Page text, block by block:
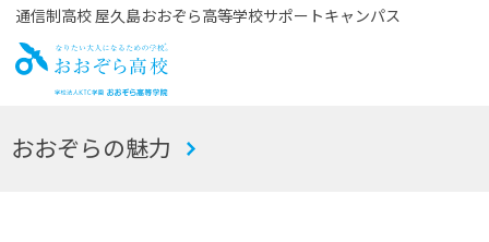
通信制高校 屋久島おおぞら高等学校サポートキャンパス
お
おおぞらの魅力